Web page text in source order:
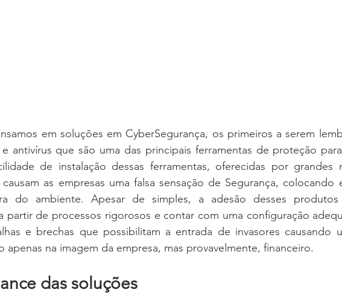
em soluções em CyberSegurança, os primeiros a serem
antivírus que são uma das principais ferramentas de proteção
de instalação dessas ferramentas, oferecidas por grandes
as empresas uma falsa sensação de Segurança, colocando
do ambiente. Apesar de simples, a adesão desses
partir de processos rigorosos e contar com uma configuração
e brechas que possibilitam a entrada de invasores causando
apenas na imagem da empresa, mas provavelmente, financeiro.
das soluções